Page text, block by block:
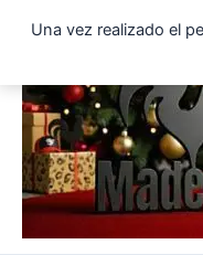
Una vez realizado el